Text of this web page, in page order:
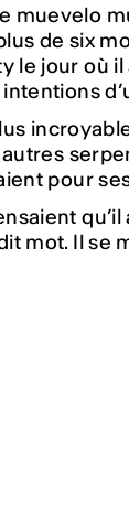
muevelo
de six
le jour
pour
mot. Il se